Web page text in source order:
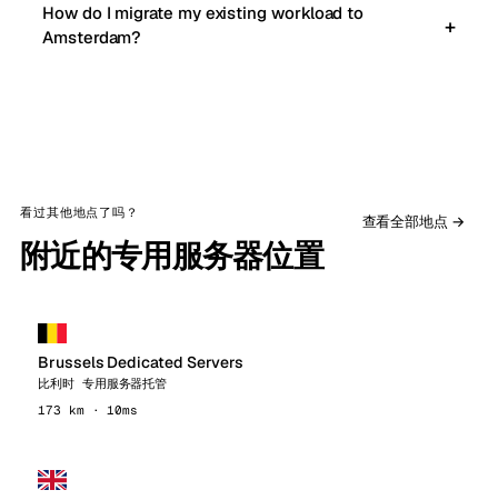
How do I migrate my existing workload to
Amsterdam?
看过其他地点了吗？
附近的专用服务器位置
查看全部地点 →
Brussels Dedicated Servers
比利时 专用服务器托管
173 km · 10ms